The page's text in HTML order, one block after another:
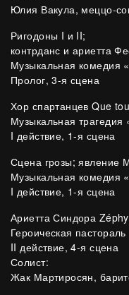
Юлия Вакула, меццо-
Ригодоны I и II;
контрданс и ариетта
Музыкальная комедия
Пролог, 3-я сцена
Хор спартанцев Que
Музыкальная трагедия
I действие, 1-я сцена
Сцена грозы; явление
Музыкальная комедия
I действие, 1-я сцена
Ариетта Синдора
Героическая
II действие, 4-я сцена
Солист:
Жак Мартиросян,